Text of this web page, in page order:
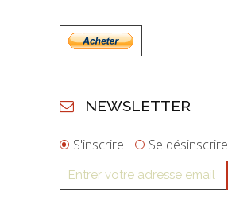
NEWSLETTER
S'inscrire Se désinscrire